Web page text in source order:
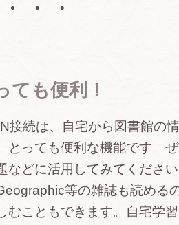
• • •
ても便利！
接続は、自宅から図書館の
とっても便利な機能です。
などに活用してみてくださ
等の雑誌も読める
むこともできます。自宅学